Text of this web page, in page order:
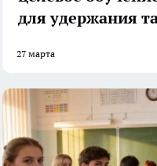
для удержания
27 марта